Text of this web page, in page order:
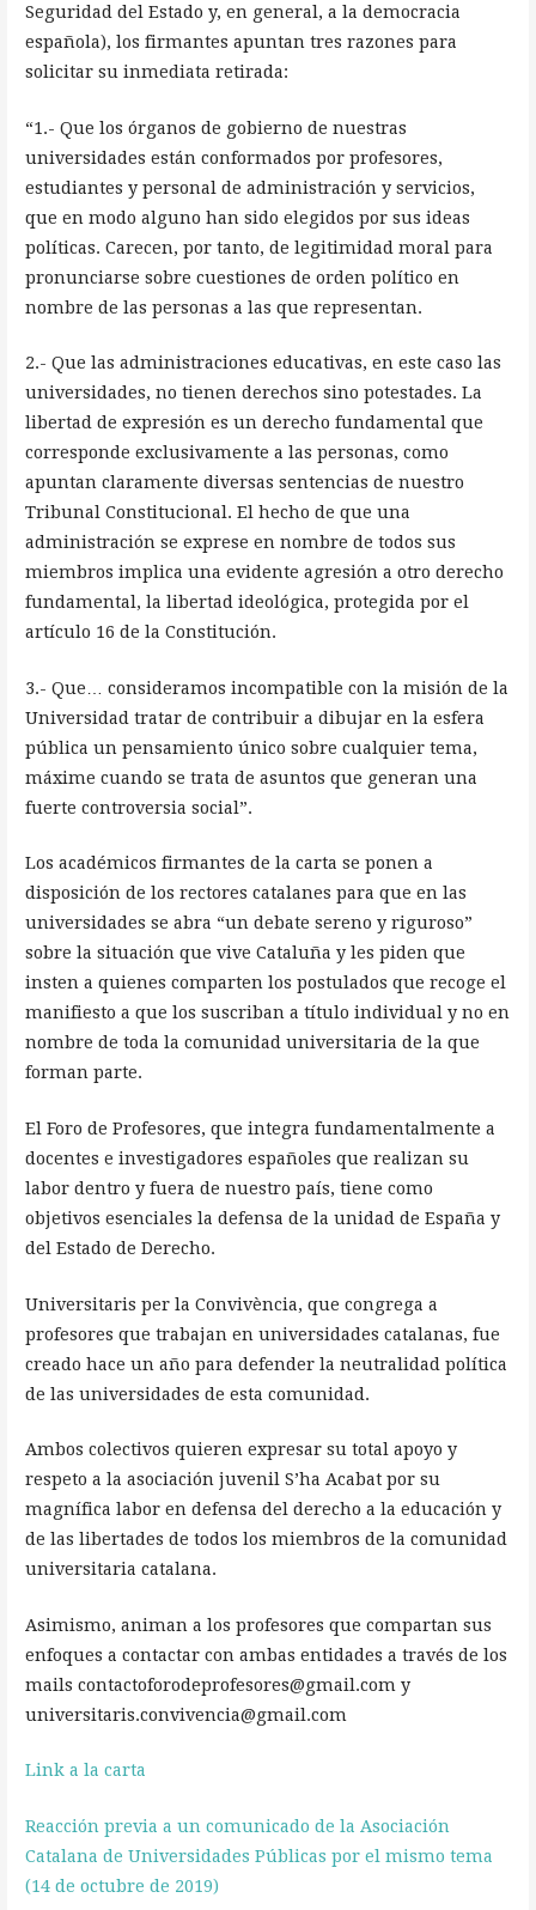
Seguridad del Estado y, en general, a la democracia
española), los firmantes apuntan tres razones para
solicitar su inmediata retirada:
“1.- Que los órganos de gobierno de nuestras
universidades están conformados por profesores,
estudiantes y personal de administración y servicios,
que en modo alguno han sido elegidos por sus ideas
políticas. Carecen, por tanto, de legitimidad moral para
pronunciarse sobre cuestiones de orden político en
nombre de las personas a las que representan.
2.- Que las administraciones educativas, en este caso las
universidades, no tienen derechos sino potestades. La
libertad de expresión es un derecho fundamental que
corresponde exclusivamente a las personas, como
apuntan claramente diversas sentencias de nuestro
Tribunal Constitucional. El hecho de que una
administración se exprese en nombre de todos sus
miembros implica una evidente agresión a otro derecho
fundamental, la libertad ideológica, protegida por el
artículo 16 de la Constitución.
3.- Que… consideramos incompatible con la misión de la
Universidad tratar de contribuir a dibujar en la esfera
pública un pensamiento único sobre cualquier tema,
máxime cuando se trata de asuntos que generan una
fuerte controversia social”.
Los académicos firmantes de la carta se ponen a
disposición de los rectores catalanes para que en las
universidades se abra “un debate sereno y riguroso”
sobre la situación que vive Cataluña y les piden que
insten a quienes comparten los postulados que recoge el
manifiesto a que los suscriban a título individual y no en
nombre de toda la comunidad universitaria de la que
forman parte.
El Foro de Profesores, que integra fundamentalmente a
docentes e investigadores españoles que realizan su
labor dentro y fuera de nuestro país, tiene como
objetivos esenciales la defensa de la unidad de España y
del Estado de Derecho.
Universitaris per la Convivència, que congrega a
profesores que trabajan en universidades catalanas, fue
creado hace un año para defender la neutralidad política
de las universidades de esta comunidad.
Ambos colectivos quieren expresar su total apoyo y
respeto a la asociación juvenil S’ha Acabat por su
magnífica labor en defensa del derecho a la educación y
de las libertades de todos los miembros de la comunidad
universitaria catalana.
Asimismo, animan a los profesores que compartan sus
enfoques a contactar con ambas entidades a través de los
mails contactoforodeprofesores@gmail.com y
universitaris.convivencia@gmail.com
Link a la carta
Reacción previa a un comunicado de la Asociación
Catalana de Universidades Públicas por el mismo tema
(14 de octubre de 2019)